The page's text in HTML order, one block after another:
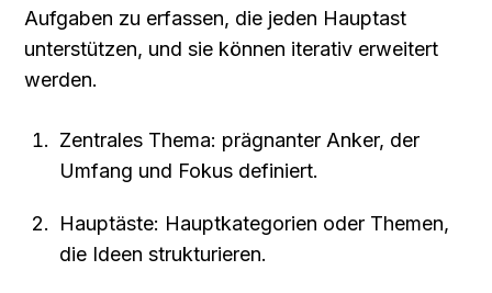
Aufgaben zu erfassen, die jeden Hauptast
unterstützen, und sie können iterativ erweitert
werden.
Zentrales Thema: prägnanter Anker, der
Umfang und Fokus definiert.
Hauptäste: Hauptkategorien oder Themen,
die Ideen strukturieren.